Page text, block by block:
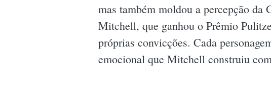
mas também moldou a percepção
Mitchell, que ganhou o Prêmio
próprias convicções. Cada
emocional que Mitchell construiu